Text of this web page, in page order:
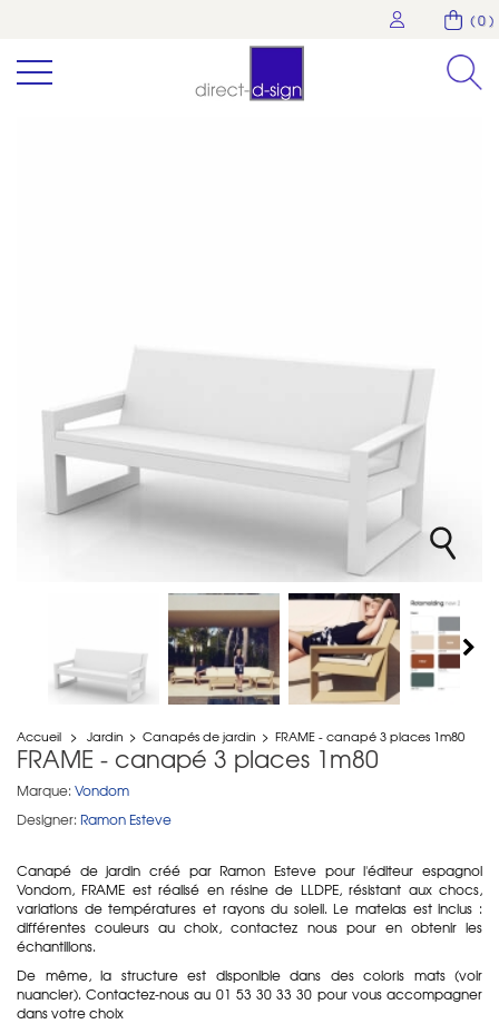
( 0 )
Accueil > Jardin > Canapés de jardin > FRAME - canapé 3 places 1m80
FRAME - canapé 3 places 1m80
Marque: Vondom
Designer: Ramon Esteve
Canapé de jardin créé par Ramon Esteve pour l'éditeur espagnol
Vondom, FRAME est réalisé en résine de LLDPE, résistant aux chocs,
variations de températures et rayons du soleil. Le matelas est inclus :
différentes couleurs au choix, contactez nous pour en obtenir les
échantillons.
De même, la structure est disponible dans des coloris mats (voir
nuancier). Contactez-nous au 01 53 30 33 30 pour vous accompagner
dans votre choix